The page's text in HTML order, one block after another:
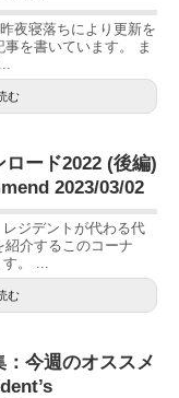
夜寝落ちにより更新を
を書いています。 ま
む
ロード2022 (後編)
2023/03/02
ジデントが代わる代
介するこのコーナ
。 ...
む
今週のオススメ